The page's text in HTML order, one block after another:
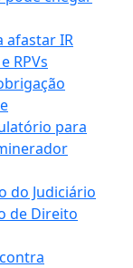
afastar IR
RPVs
para
do Judiciário
de Direito